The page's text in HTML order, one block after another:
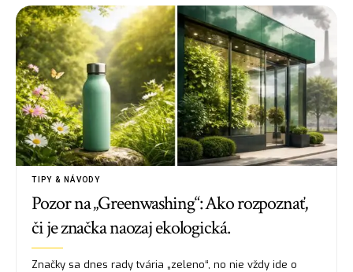
TIPY & NÁVODY
Pozor na „Greenwashing“: Ako rozpoznať,
či je značka naozaj ekologická.
Značky sa dnes rady tvária „zeleno“, no nie vždy ide o